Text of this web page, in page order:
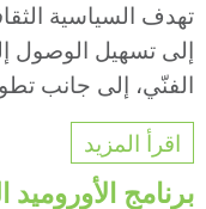
تهدف السياسية
إلى تسهيل الوصول
الفنّي، إلى جانب
اقرأ المزيد
برنامج